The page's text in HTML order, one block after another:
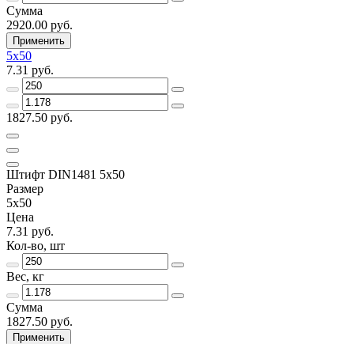
Сумма
2920.00 руб.
Применить
5х50
7.31 руб.
1827.50 руб.
Штифт DIN1481 5х50
Размер
5х50
Цена
7.31 руб.
Кол-во, шт
Вес, кг
Сумма
1827.50 руб.
Применить